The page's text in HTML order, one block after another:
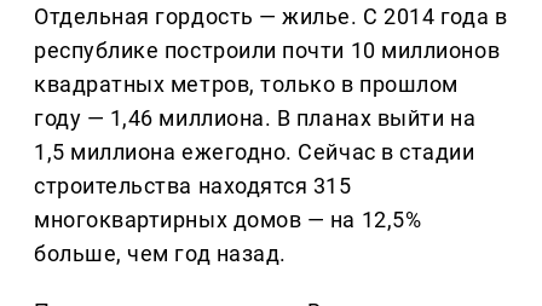
Отдельная гордость — жилье. С 2014 года в
республике построили почти 10 миллионов
квадратных метров, только в прошлом
году — 1,46 миллиона. В планах выйти на
1,5 миллиона ежегодно. Сейчас в стадии
строительства находятся 315
многоквартирных домов — на 12,5%
больше, чем год назад.